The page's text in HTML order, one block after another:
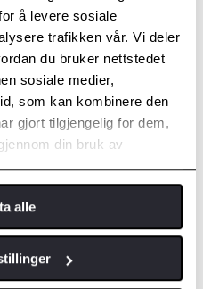
å levere sosiale
trafikken vår. Vi deler
du bruker nettstedet
sosiale medier,
som kan kombinere den
gjort tilgjengelig for dem,
din bruk av
alle
bilen fyller 10 år
garanti